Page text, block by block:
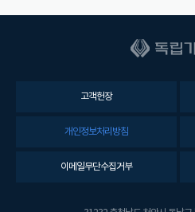
고객헌장
개인정보처리방침
이메일무단수집거부